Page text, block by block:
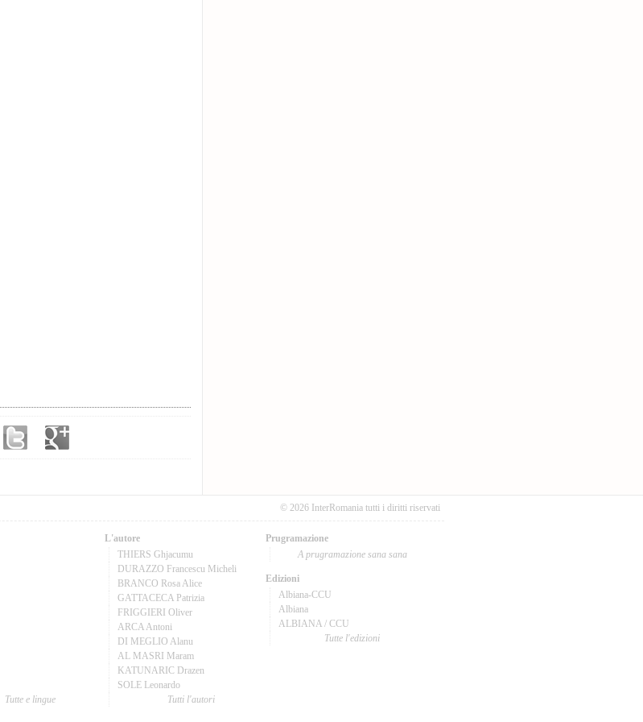
© 2026 InterRomania tutti i diritti riservati
Tutte e lingue
L'autore
THIERS Ghjacumu
DURAZZO Francescu Micheli
BRANCO Rosa Alice
GATTACECA Patrizia
FRIGGIERI Oliver
ARCA Antoni
DI MEGLIO Alanu
AL MASRI Maram
KATUNARIC Drazen
SOLE Leonardo
Tutti l'autori
Prugramazione
A prugramazione sana sana
Edizioni
Albiana-CCU
Albiana
ALBIANA / CCU
Tutte l'edizioni